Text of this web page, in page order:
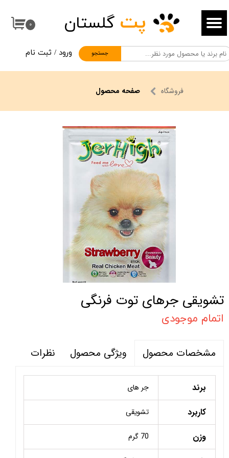
۰
جستجو
پت گلستان
ورود / ثبت نام
حساب کاربری من
تغییر گذر واژه
سفارشات
خروج از حساب کاربری
فروشگاه صفحه محصول
تشویقی جرهای توت فرنگی
اتمام موجودی
مشخصات محصول ویژگی محصول نظرات
برند جر های
کاربرد تشویقی
وزن 70 گرم